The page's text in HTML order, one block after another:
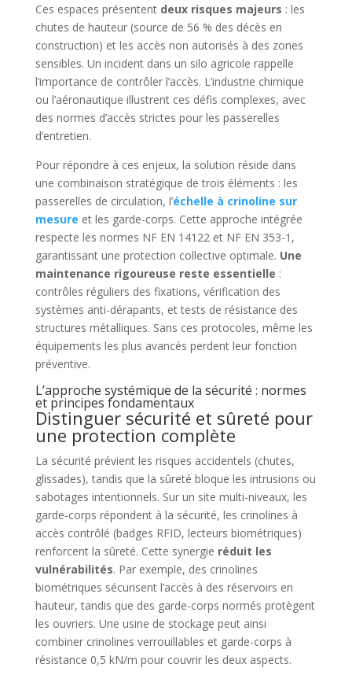
Ces espaces présentent deux risques majeurs : les
chutes de hauteur (source de 56 % des décès en
construction) et les accès non autorisés à des zones
sensibles. Un incident dans un silo agricole rappelle
l’importance de contrôler l’accès. L’industrie chimique
ou l’aéronautique illustrent ces défis complexes, avec
des normes d’accès strictes pour les passerelles
d’entretien.
Pour répondre à ces enjeux, la solution réside dans
une combinaison stratégique de trois éléments : les
passerelles de circulation, l’échelle à crinoline sur
mesure et les garde-corps. Cette approche intégrée
respecte les normes NF EN 14122 et NF EN 353-1,
garantissant une protection collective optimale. Une
maintenance rigoureuse reste essentielle :
contrôles réguliers des fixations, vérification des
systèmes anti-dérapants, et tests de résistance des
structures métalliques. Sans ces protocoles, même les
équipements les plus avancés perdent leur fonction
préventive.
L’approche systémique de la sécurité : normes
et principes fondamentaux
Distinguer sécurité et sûreté pour
une protection complète
La sécurité prévient les risques accidentels (chutes,
glissades), tandis que la sûreté bloque les intrusions ou
sabotages intentionnels. Sur un site multi-niveaux, les
garde-corps répondent à la sécurité, les crinolines à
accès contrôlé (badges RFID, lecteurs biométriques)
renforcent la sûreté. Cette synergie réduit les
vulnérabilités. Par exemple, des crinolines
biométriques sécurisent l’accès à des réservoirs en
hauteur, tandis que des garde-corps normés protègent
les ouvriers. Une usine de stockage peut ainsi
combiner crinolines verrouillables et garde-corps à
résistance 0,5 kN/m pour couvrir les deux aspects.